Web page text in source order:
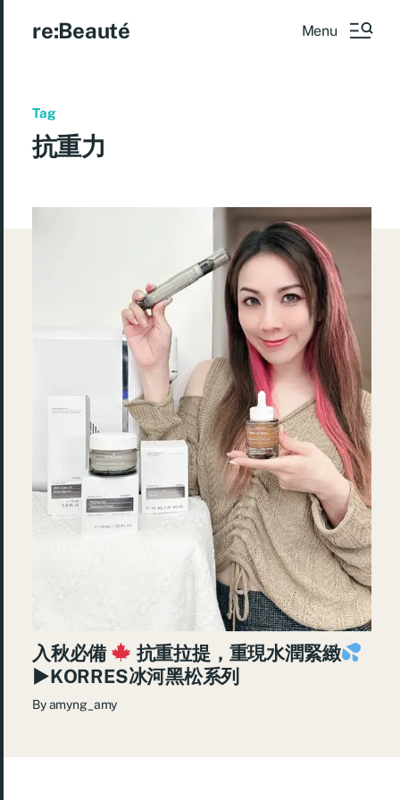
re:Beauté Menu
Tag
抗重力
入秋必備
抗重拉提，重現水潤緊緻
►KORRES冰河黑松系列
Byamyng_amy